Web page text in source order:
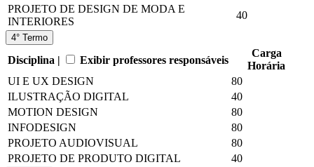
PROJETO DE DESIGN DE MODA E
INTERIORES
40
4° Termo
Disciplina | Exibir professores responsáveis
Carga
Horária
UI E UX DESIGN
80
ILUSTRAÇÃO DIGITAL
40
MOTION DESIGN
80
INFODESIGN
80
PROJETO AUDIOVISUAL
80
PROJETO DE PRODUTO DIGITAL
40